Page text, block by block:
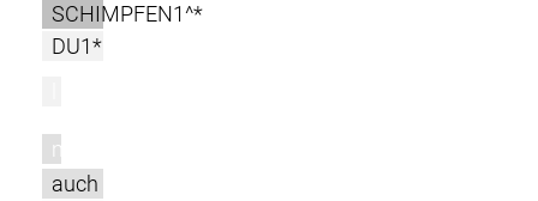
SCHIMPFEN1^*
DU1*
m
auch